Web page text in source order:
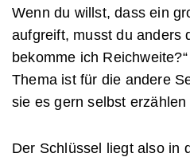
Wenn du willst, dass ein
aufgreift, musst du anders
bekomme ich
Thema ist für die andere
sie es gern selbst erzählen
Der Schlüssel liegt also in